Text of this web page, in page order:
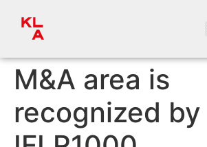
M&A area is
recognized by